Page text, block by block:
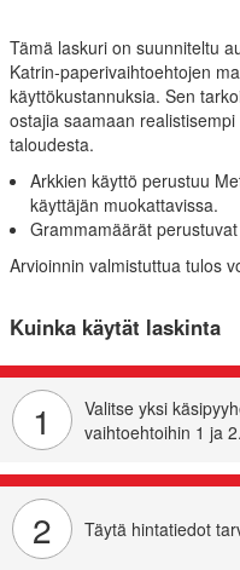
Tämä laskuri on suunniteltu
Katrin‑paperivaihtoehtojen
käyttökustannuksia. Sen
ostajia saamaan
taloudesta.
Arkkien käyttö perustuu
käyttäjän muokattavissa.
Grammamäärät
Arvioinnin valmistuttua tulos
Kuinka käytät laskinta
1
Valitse yksi
vaihtoehtoihin 1 ja 2.
2 Täytä hintatiedot